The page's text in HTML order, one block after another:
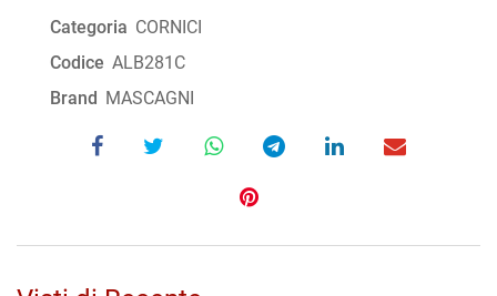
Categoria CORNICI
Codice ALB281C
Brand MASCAGNI